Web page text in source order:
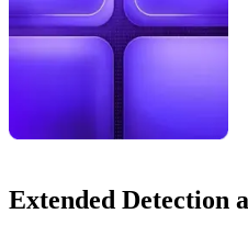
Extended Detection